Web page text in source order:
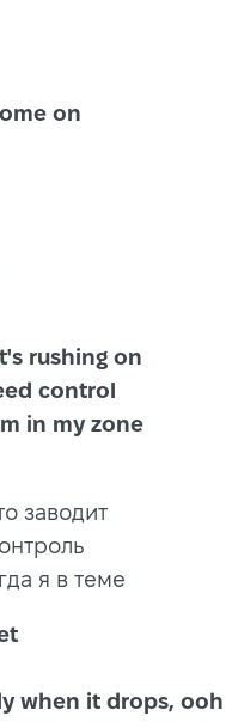
dance
on
magical
it's rushing on
need control
in my zone
заводит
я в теме
in my
in my
when it